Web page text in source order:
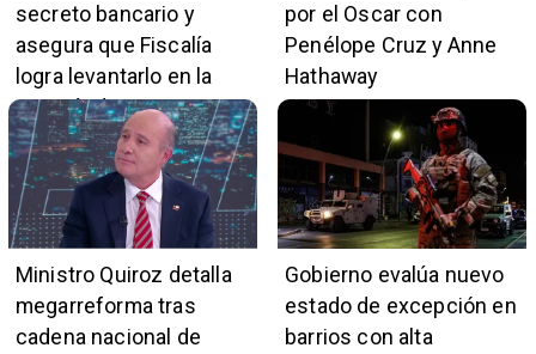
secreto bancario y
asegura que Fiscalía
logra levantarlo en la
mayoría de casos
por el Oscar con
Penélope Cruz y Anne
Hathaway
Ministro Quiroz detalla
megarreforma tras
cadena nacional de
Gobierno evalúa nuevo
estado de excepción en
barrios con alta